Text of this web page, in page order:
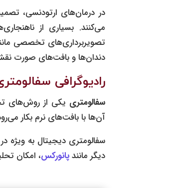
در درمان‌های ارتودنسی،
می‌کنند. بسیاری از
تصویربرداری‌های تخصصی
دندان‌ها و بافت‌های صورت
رادیوگرافی
سفالومتری یکی از روش‌های
آن‌ها با بافت‌های نرم بکار
سفالومتری دیجیتال به ویژه در
دیگر مانندپانورکس، امکان